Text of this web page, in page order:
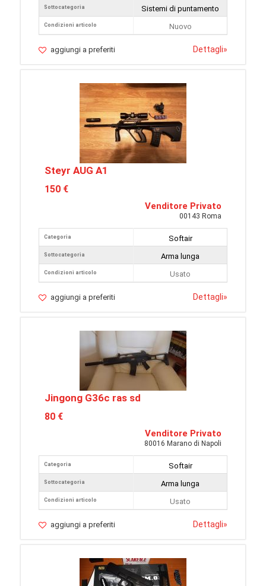
Sottocategoria
Condizioni articolo
Sistemi di puntamento
Nuovo
aggiungi a preferiti Dettagli»
Steyr AUG A1
150 €
Venditore Privato
00143 Roma
Categoria
Sottocategoria
Condizioni articolo
Softair
Arma lunga
Usato
aggiungi a preferiti Dettagli»
Jingong G36c ras sd
80 €
Venditore Privato
80016 Marano di Napoli
Categoria
Sottocategoria
Condizioni articolo
Softair
Arma lunga
Usato
aggiungi a preferiti Dettagli»